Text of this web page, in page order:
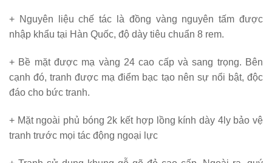
+ Nguyên liệu chế tác là đồng vàng nguyên tấm được
nhập khẩu tại Hàn Quốc, độ dày tiêu chuẩn 8 rem.
+ Bề mặt được mạ vàng 24 cao cấp và sang trọng. Bên
cạnh đó, tranh được mạ điểm bạc tạo nên sự nổi bật, độc
đáo cho bức tranh.
+ Mặt ngoài phủ bóng 2k kết hợp lồng kính dày 4ly bảo vệ
tranh trước mọi tác động ngoại lực